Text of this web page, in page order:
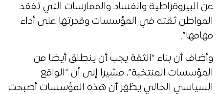
عن البيروقراطية والفساد والممارسات التي تفقد
المواطن ثقته في المؤسسات وقدرتها على أداء
مهامها”.
وأضاف أن بناء “الثقة يجب أن ينطلق أيضا من
المؤسسات المنتخبة”، مشيرا إلى أن “الواقع
السياسي الحالي يظهر أن هذه المؤسسات أصبحت